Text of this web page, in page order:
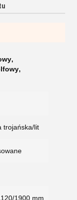
,
,
trojańska/lit
1900 mm